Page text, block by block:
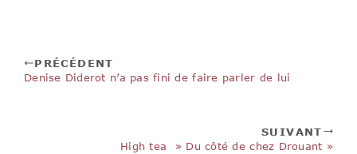
PRÉCÉDENT
Denise Diderot n’a pas fini de faire parler de lui
SUIVANT
High tea » Du côté de chez Drouant »